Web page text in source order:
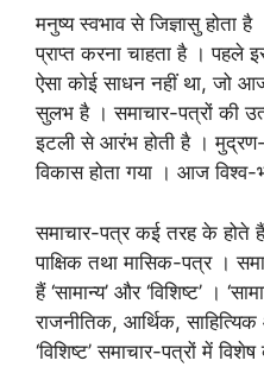
मनुष्य स्वभाव से जिज्ञासु होता
प्राप्त करना चाहता है । पहले
ऐसा कोई साधन नहीं था, जो
सुलभ है । समाचार-पत्रों की
इटली से आरंभ होती है ।
विकास होता गया । आज
समाचार-पत्र कई तरह के होते
पाक्षिक तथा मासिक-पत्र ।
हैं ‘सामान्य’ और ‘विशिष्ट’ ।
राजनीतिक, आर्थिक,
‘विशिष्ट’ समाचार-पत्रों में